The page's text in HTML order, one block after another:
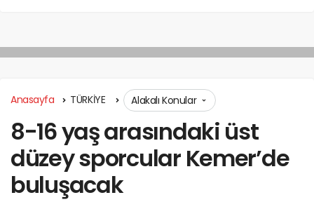
Anasayfa TÜRKİYE Alakalı Konular
8-16 yaş arasındaki üst
düzey sporcular Kemer’de
buluşacak